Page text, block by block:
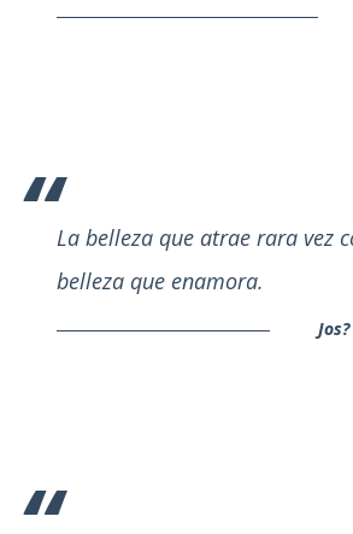
La belleza que atrae rara vez
belleza que enamora.